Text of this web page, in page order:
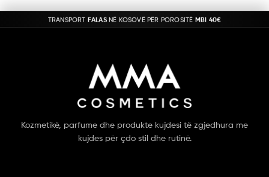
Kozmetikë, parfume dhe produkte kujdesi të zgjedhura me
kujdes për çdo stil dhe rutinë.
TRANSPORT FALASNË KOSOVË PËR POROSITË MBI 40€